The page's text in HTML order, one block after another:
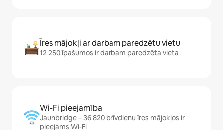
Īres mājokļi ar darbam paredzētu vietu
12 250 īpašumos ir darbam paredzēta vieta
Wi-Fi pieejamība
Jaunbridge – 36 820 brīvdienu īres mājokļos ir
pieejams Wi-Fi